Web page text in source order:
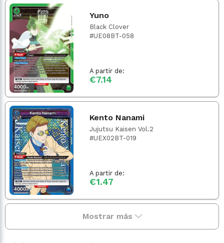
Yuno
Black Clover
#UE08BT-058
A partir de:
€7.14
Kento Nanami
Jujutsu Kaisen Vol.2
#UEX02BT-019
A partir de:
€1.47
Mostrar más